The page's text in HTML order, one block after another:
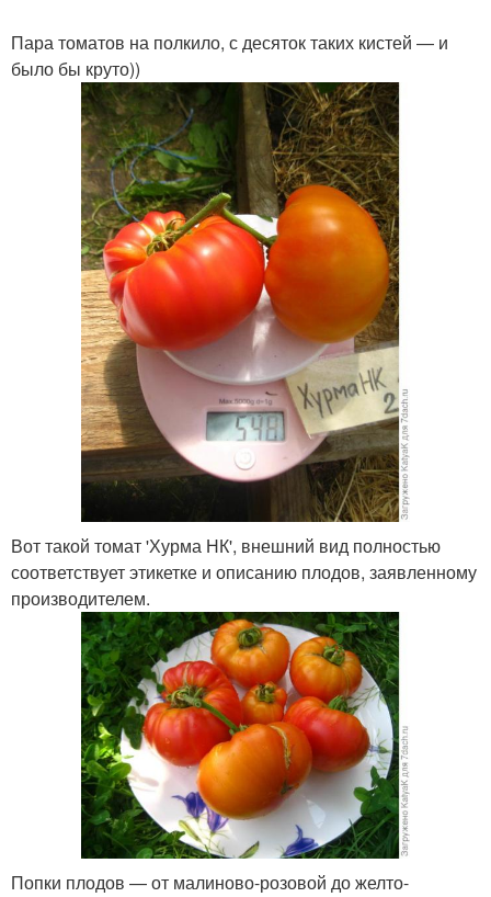
Пара томатов на полкило, с десяток таких кистей — и
было бы круто))
Вот такой томат 'Хурма НК', внешний вид полностью
соответствует этикетке и описанию плодов, заявленному
производителем.
Попки плодов — от малиново-розовой до желто-